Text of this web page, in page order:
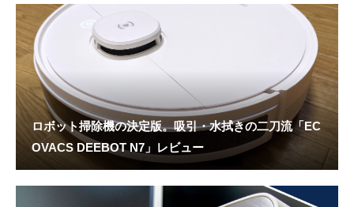
ロボット掃除機の決定版。吸引・水拭きの二刀流「EC
OVACS DEEBOT N7」レビュー